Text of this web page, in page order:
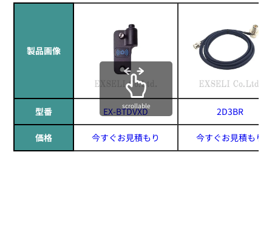
製品画像
型番 EX-BTDVXD 2D3BR
価格 今すぐお見積もり 今すぐお見積もり
scrollable